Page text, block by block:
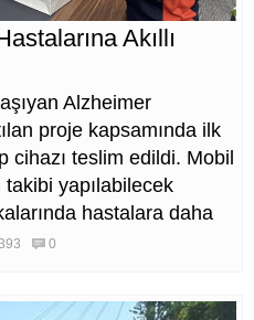
Akıllı
Alzheimer
proje kapsamında ilk
cihazı teslim edildi. Mobil
yapılabilecek
hastalara daha
hedefleniyor.
0